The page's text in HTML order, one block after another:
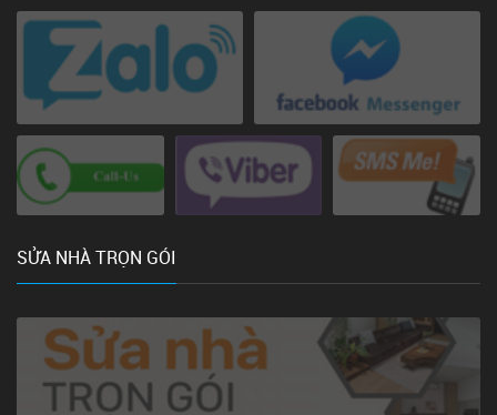
SỬA NHÀ TRỌN GÓI